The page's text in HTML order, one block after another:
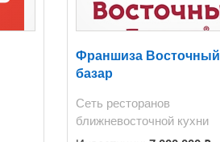
Франшиза Восточный
базар
Сеть ресторанов
ближневосточной кухни